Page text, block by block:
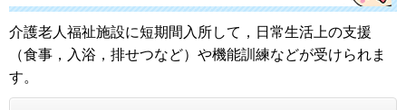
介護老人福祉施設に短期間入所して，日常生活上の支援
（食事，入浴，排せつなど）や機能訓練などが受けられま
す。